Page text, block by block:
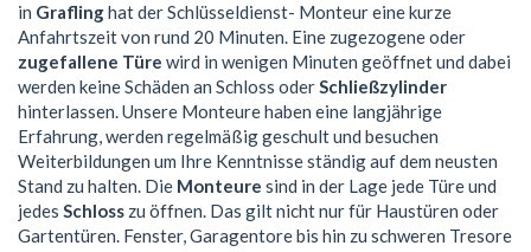
in Graflinghat der Schlüsseldienst- Monteur eine kurze
Anfahrtszeit von rund 20 Minuten. Eine zugezogene oder
zugefallene Türe wird in wenigen Minuten geöffnet und dabei
werden keine Schäden an Schloss oderSchließzylinder
hinterlassen. Unsere Monteure haben eine langjährige
Erfahrung, werden regelmäßig geschult und besuchen
Weiterbildungen um Ihre Kenntnisse ständig auf dem neusten
Stand zu halten. Die Monteure sind in der Lage jede Türe und
jedes Schloss zu öffnen. Das gilt nicht nur für Haustüren oder
Gartentüren. Fenster, Garagentore bis hin zu schweren Tresore